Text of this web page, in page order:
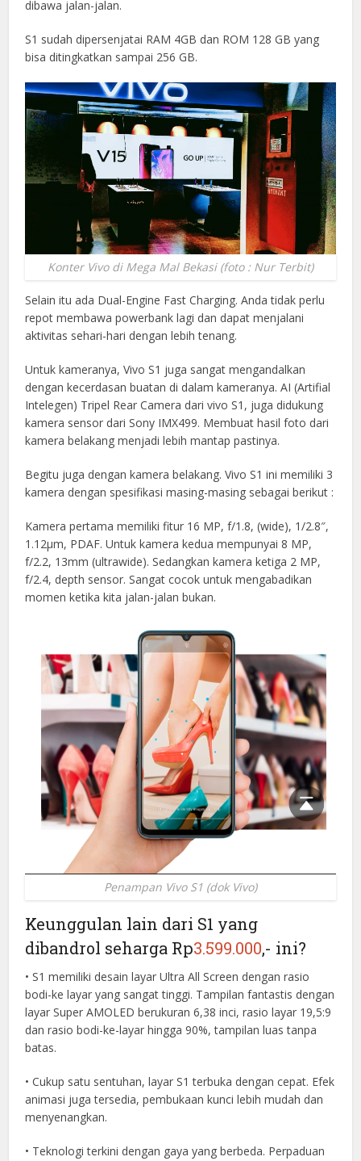
dibawa jalan-jalan.
S1 sudah dipersenjatai RAM 4GB dan ROM 128 GB yang
bisa ditingkatkan sampai 256 GB.
Konter Vivo di Mega Mal Bekasi (foto : Nur Terbit)
Selain itu ada Dual-Engine Fast Charging. Anda tidak perlu
repot membawa powerbank lagi dan dapat menjalani
aktivitas sehari-hari dengan lebih tenang.
Untuk kameranya, Vivo S1 juga sangat mengandalkan
dengan kecerdasan buatan di dalam kameranya. AI (Artifial
Intelegen) Tripel Rear Camera dari vivo S1, juga didukung
kamera sensor dari Sony IMX499. Membuat hasil foto dari
kamera belakang menjadi lebih mantap pastinya.
Begitu juga dengan kamera belakang. Vivo S1 ini memiliki 3
kamera dengan spesifikasi masing-masing sebagai berikut :
Kamera pertama memiliki fitur 16 MP, f/1.8, (wide), 1/2.8″,
1.12µm, PDAF. Untuk kamera kedua mempunyai 8 MP,
f/2.2, 13mm (ultrawide). Sedangkan kamera ketiga 2 MP,
f/2.4, depth sensor. Sangat cocok untuk mengabadikan
momen ketika kita jalan-jalan bukan.
Penampan Vivo S1 (dok Vivo)
Keunggulan lain dari S1 yang
dibandrol seharga Rp3.599.000,- ini?
• S1 memiliki desain layar Ultra All Screen dengan rasio
bodi-ke layar yang sangat tinggi. Tampilan fantastis dengan
layar Super AMOLED berukuran 6,38 inci, rasio layar 19,5:9
dan rasio bodi-ke-layar hingga 90%, tampilan luas tanpa
batas.
• Cukup satu sentuhan, layar S1 terbuka dengan cepat. Efek
animasi juga tersedia, pembukaan kunci lebih mudah dan
menyenangkan.
• Teknologi terkini dengan gaya yang berbeda. Perpaduan